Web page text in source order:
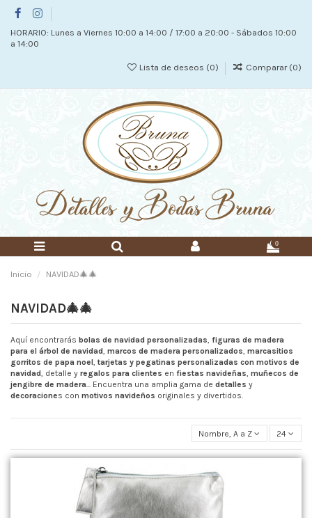
HORARIO: Lunes a Viernes 10:00 a 14:00 / 17:00 a 20:00 - Sábados 10:00
a 14:00
Lista de deseos (0) Comparar (0)
0
Inicio NAVIDAD🎄🎄
NAVIDAD🎄🎄
Aquí encontrarás bolas de navidad personalizadas figuras de madera
para el árbol de navidad marcos de madera personalizados marcasitios
gorritos de papa noel tarjetas y pegatinas personalizadas con motivos de
navidad , detalle y regalos para clientes en fiestas navideñas muñecos de
jengibre de madera ... Encuentra una amplia gama de detalles y
decoraciones con motivos navideños originales y divertidos.
Nombre, A a Z 24